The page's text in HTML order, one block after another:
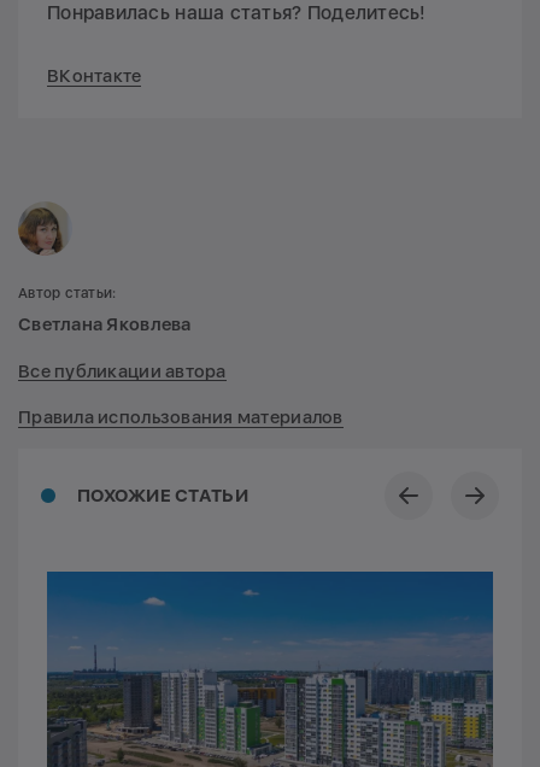
Понравилась наша статья? Поделитесь!
ВКонтакте
ПОХОЖИЕ СТАТЬИ
Автор статьи:
Светлана Яковлева
Все публикации автора
Правила использования материалов